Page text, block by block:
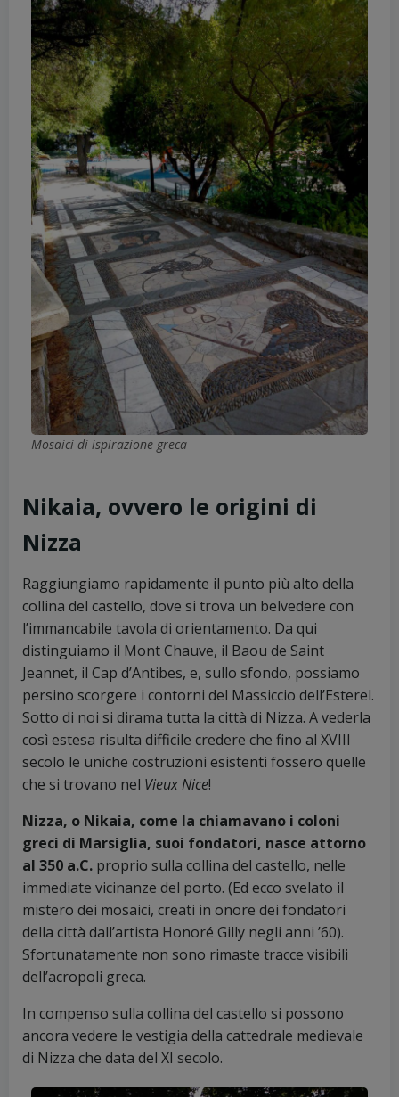
Mosaici di ispirazione greca
Nikaia, ovvero le origini di
Nizza
Raggiungiamo rapidamente il punto più alto della
collina del castello, dove si trova un belvedere con
l’immancabile tavola di orientamento. Da qui
distinguiamo il Mont Chauve, il Baou de Saint
Jeannet, il Cap d’Antibes, e, sullo sfondo, possiamo
persino scorgere i contorni del Massiccio dell’Esterel.
Sotto di noi si dirama tutta la città di Nizza. A vederla
così estesa risulta difficile credere che fino al XVIII
secolo le uniche costruzioni esistenti fossero quelle
che si trovano nel Vieux Nice!
Nizza, o Nikaia, come la chiamavano i coloni
greci di Marsiglia, suoi fondatori, nasce attorno
al 350 a.C. proprio sulla collina del castello, nelle
immediate vicinanze del porto. (Ed ecco svelato il
mistero dei mosaici, creati in onore dei fondatori
della città dall’artista Honoré Gilly negli anni ’60).
Sfortunatamente non sono rimaste tracce visibili
dell’acropoli greca.
In compenso sulla collina del castello si possono
ancora vedere le vestigia della cattedrale medievale
di Nizza che data del XI secolo.